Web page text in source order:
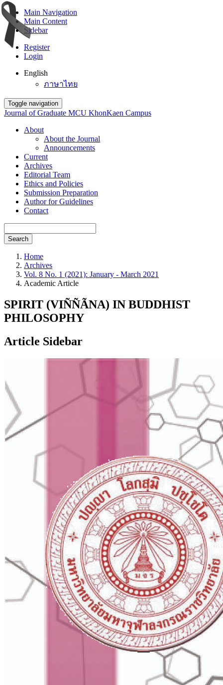
Main Navigation
Main Content
Sidebar
Register
Login
English
ภาษาไทย
Toggle navigation
Journal of Graduate MCU KhonKaen Campus
About
About the Journal
Announcements
Current
Archives
Editorial Team
Ethics and Policies
Submission Preparation
Author for Guidelines
Contact
Search
Home
Archives
Vol. 8 No. 1 (2021): January - March 2021
Academic Article
SPIRIT (VIÑÑÃNA) IN BUDDHIST
PHILOSOPHY
Article Sidebar